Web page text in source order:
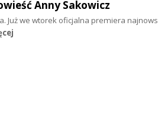
Anny Sakowicz
Już we wtorek oficjalna premiera